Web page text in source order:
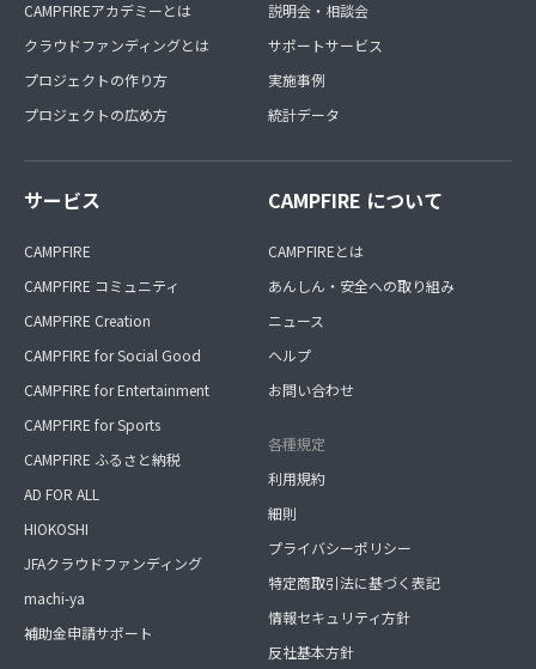
CAMPFIREアカデミーとは
クラウドファンディングとは
プロジェクトの作り方
プロジェクトの広め方
説明会・相談会
サポートサービス
実施事例
統計データ
サービス
CAMPFIRE
CAMPFIRE コミュニティ
CAMPFIRE Creation
CAMPFIRE for Social Good
CAMPFIRE for Entertainment
CAMPFIRE for Sports
CAMPFIRE ふるさと納税
AD FOR ALL
HIOKOSHI
JFAクラウドファンディング
machi-ya
補助金申請サポート
CAMPFIRE について
CAMPFIREとは
あんしん・安全への取り組み
ニュース
ヘルプ
お問い合わせ
各種規定
利用規約
細則
プライバシーポリシー
特定商取引法に基づく表記
情報セキュリティ方針
反社基本方針